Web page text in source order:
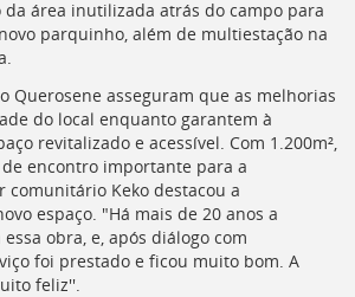
da área inutilizada atrás do campo para
parquinho, além de multiestação na
Querosene asseguram que as melhorias
do local enquanto garantem à
revitalizado e acessível. Com 1.200m²,
encontro importante para a
comunitário Keko destacou a
espaço. "Há mais de 20 anos a
obra, e, após diálogo com
foi prestado e ficou muito bom. A
feliz''.